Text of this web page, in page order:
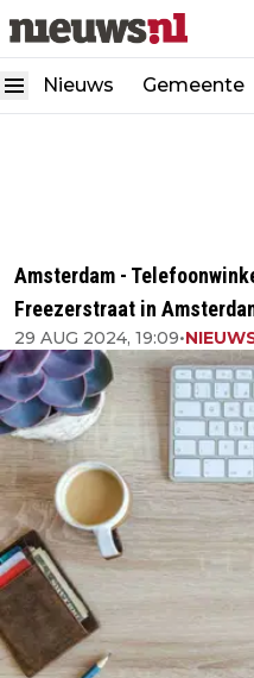
Nieuws Gemeente
Amsterdam -
Freezerstraat in
29 AUG 2024, 19:09•